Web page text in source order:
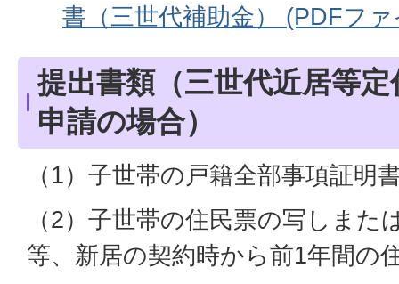
書（三世代補助金） (PDFフ
提出書類（三世代近居等
申請の場合）
（1）子世帯の戸籍全部事項証明
（2）子世帯の住民票の写しまた
等、新居の契約時から前1年間の